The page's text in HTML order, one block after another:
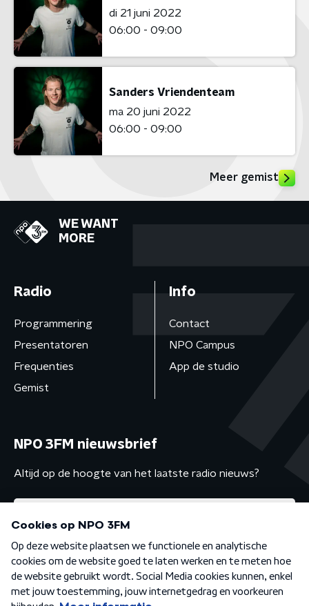
di 21 juni 2022
06:00 - 09:00
Sanders Vriendenteam
ma 20 juni 2022
06:00 - 09:00
Meer gemist
WE WANT
MORE
Radio
Programmering
Presentatoren
Frequenties
Gemist
Info
Contact
NPO Campus
App de studio
NPO 3FM nieuwsbrief
Altijd op de hoogte van het laatste radio nieuws?
Algemene voorwaarden Privacybeleid